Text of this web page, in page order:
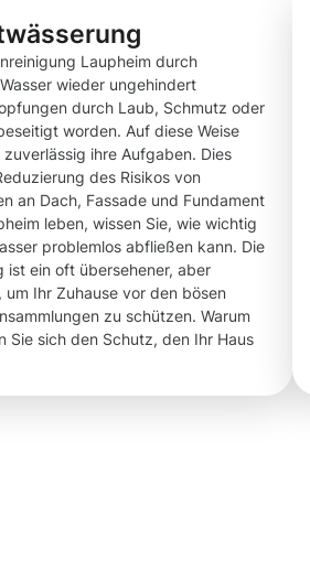
Laupheim durch
wieder ungehindert
durch Laub, Schmutz oder
worden. Auf diese Weise
ihre Aufgaben. Dies
des Risikos von
an Dach, Fassade und Fundament
leben, wissen Sie, wie wichtig
problemlos abfließen kann. Die
ist ein oft übersehener, aber
Ihr Zuhause vor den bösen
zu schützen. Warum
Sie sich den Schutz, den Ihr Haus